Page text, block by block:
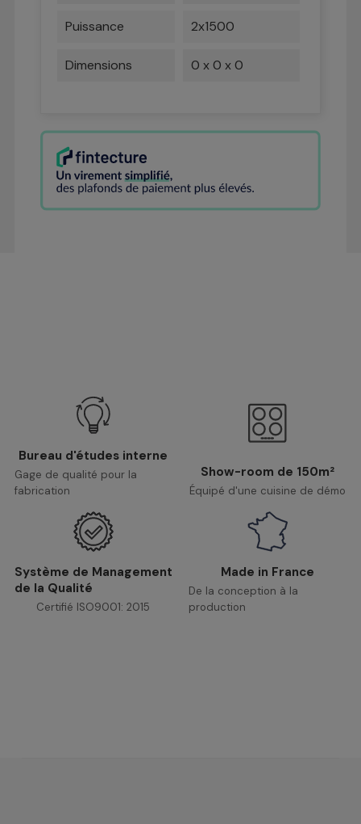
Puissance 2x1500
Dimensions 0 x 0 x 0
Bureau d'études interne
Gage de qualité pour la
fabrication
Show-room de 150m²
Équipé d'une cuisine de démo
Système de Management
de la Qualité
Certifié ISO9001: 2015
Made in France
De la conception à la
production